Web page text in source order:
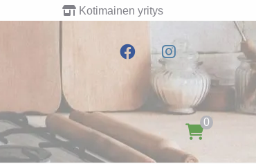
Kotimainen yritys
0